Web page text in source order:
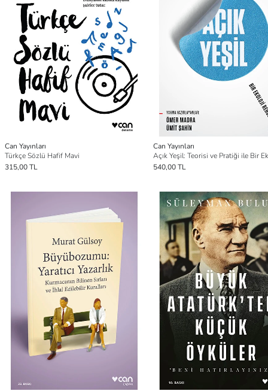
Can Yayınları
Türkçe Sözlü Hafif Mavi
315,00 TL
Can Yayınları
540,00 TL